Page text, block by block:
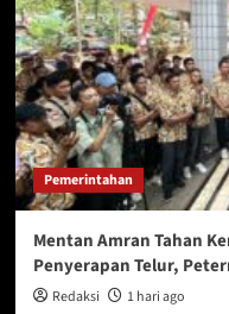
Pemerintahan
Mentan Amran Tahan
Penyerapan Telur,
Redaksi 1 hari ago